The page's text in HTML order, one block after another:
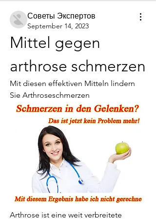
Советы Экспертов
September 14, 2023
Mittel gegen
arthrose schmerzen
Mit diesen effektiven Mitteln lindern
Sie Arthroseschmerzen
Arthrose ist eine weit verbreitete